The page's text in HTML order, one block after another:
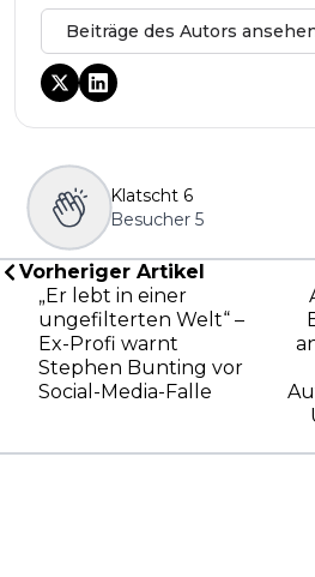
Beiträge des Autors
Klatscht 6
Besucher 5
Vorheriger Artikel
„Er lebt in einer
ungefilterten Welt“ –
Ex-Profi warnt
Stephen Bunting vor
Social-Media-Falle